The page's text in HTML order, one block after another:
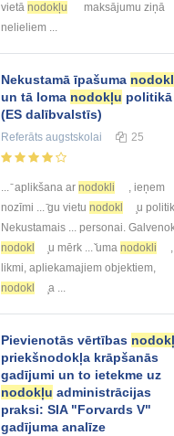
vietā nodokļu
maksājumu ziņā
nelieliem ...
Nekustamā īpašuma
un tā loma nodokļu politikā
(ES dalībvalstīs)
Referāts augstskolai 25
... ̄ aplikšana ar nodokli
, ieņem
nozīmi ... ̄gu vietu nodokl
̧u
Nekustamais ... personai.
nodokl
̧u mērk ... ̌uma nodokli
likmi, apliekamajiem objektiem,
nodokl
̧a ...
Pievienotās vērtības
priekšnodokļa krāpšanās
gadījumi un to ietekme uz
nodokļu administrācijas
praksi: SIA "Forvards V"
gadījuma analīze